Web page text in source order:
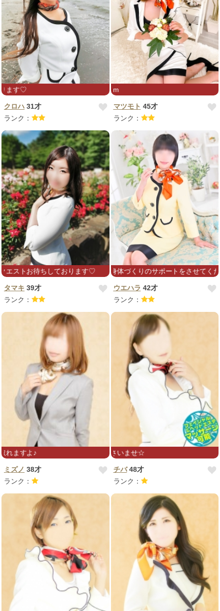
出勤リクエストお待ちしております♡
クロハ 31才
ランク：
よろしくお願い致
マツモト 45才
ランク：
ります♡
タマキ 39才
ランク：
ね。 元気なお身体づくりのサポートをさせてくださいね♪
ウエハラ 42才
ランク：
★マッサージ経験者です疲れ取れますよ♪
ミズノ 38才
ランク：
ツルスベ
チバ48才
ランク：